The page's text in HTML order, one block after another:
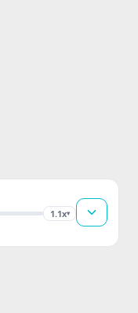
1.1x▾